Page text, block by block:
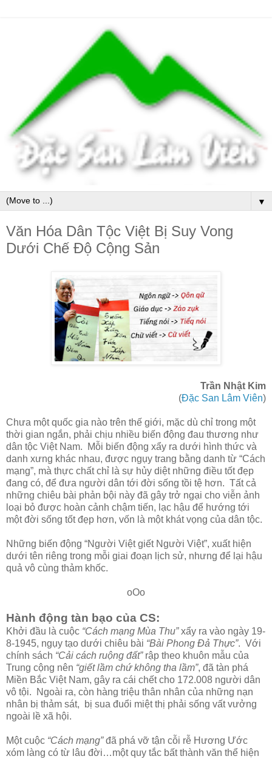
▼
Văn Hóa Dân Tộc Việt Bị Suy Vong
Dưới Chế Độ Cộng Sản
Trần Nhật Kim
(Đặc San Lâm Viên)
Chưa một quốc gia nào trên thế giới, mặc dù chỉ trong một
thời gian ngắn, phải chịu nhiều biến động đau thương như
dân tộc Việt Nam. Mỗi biến động xẩy ra dưới hình thức và
danh xưng khác nhau, được ngụy trang bằng danh từ “Cách
mạng”, mà thực chất chỉ là sự hủy diệt những điều tốt đẹp
đang có, để đưa người dân tới đời sống tồi tệ hơn. Tất cả
những chiêu bài phản bội này đã gây trở ngại cho viễn ảnh
loại bỏ được hoàn cảnh chậm tiến, lạc hậu để hướng tới
một đời sống tốt đẹp hơn, vốn là một khát vọng của dân tộc.
Những biến động “Người Việt giết Người Việt”, xuất hiện
dưới tên riêng trong mỗi giai đoạn lịch sử, nhưng để lại hậu
quả vô cùng thảm khốc.
oOo
Hành động tàn bạo của CS:
Khởi đầu là cuộc “Cách mạng Mùa Thu”xẩy ra vào ngày 19-
8-1945, ngụy tạo dưới chiêu bài “Bài Phong Đả Thực”. Với
chính sách “Cải cách ruộng đất”rập theo khuôn mẫu của
Trung cộng nên “giết lầm chứ không tha lầm”, đã tàn phá
Miền Bắc Việt Nam, gây ra cái chết cho 172.008 người dân
vô tội. Ngoài ra, còn hàng triệu thân nhân của những nạn
nhân bị thảm sát, bị sua đuổi miệt thị phải sống vất vưởng
ngoài lề xã hội.
Một cuộc “Cách mạng”đã phá vỡ tận cỗi rễ Hương Ước
xóm làng có từ lâu đời…một quy tắc bất thành văn thể hiện